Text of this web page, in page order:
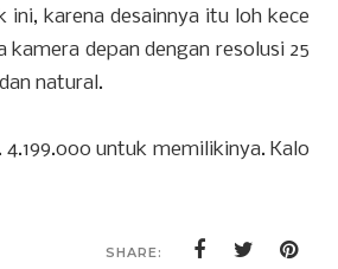
ini, karena desainnya itu loh kece
depan dengan resolusi 25
natural.
untuk memilikinya. Kalo
SHARE: